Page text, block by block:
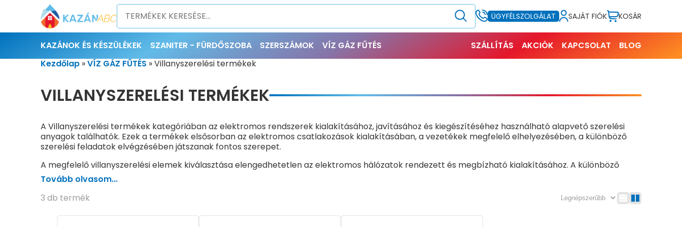
ÜGYFÉLSZOLGÁLAT SAJÁT FIÓK KOSÁR
KAZÁNOK ÉS KÉSZÜLÉKEK SZANITER - FÜRDŐSZOBA SZERSZÁMOK VÍZ GÁZ FŰTÉS SZÁLLÍTÁS AKCIÓK KAPCSOLAT
BLOG
Kezdőlap »VÍZ GÁZ FŰTÉS »Villanyszerelési termékek
VILLANYSZERELÉSI TERMÉKEK
A Villanyszerelési termékek kategóriában az elektromos rendszerek kialakításához, javításához és kiegészítéséhez használható alapvető szerelési
anyagok találhatók. Ezek a termékek elsősorban az elektromos csatlakozások kialakításában, a vezetékek megfelelő elhelyezésében, a különböző
szerelési feladatok elvégzésében játszanak fontos szerepet.
A megfelelő villanyszerelési elemek kiválasztása elengedhetetlen az elektromos hálózatok rendezett és megbízható kialakításához. A különböző
vezetékek, csatlakozóelemek és rögzítő megoldások segítségével a kisebb javításoktól kezdve az új rendszerek kialakításáig számos feladat
elvégezhető.
A VILLANYSZERELÉSI TERMÉKEK FŐBB TÍPUSAI
A kategóriában többféle, eltérő felhasználásra alkalmas megoldás található:
Tovább olvasom...
3 db termék